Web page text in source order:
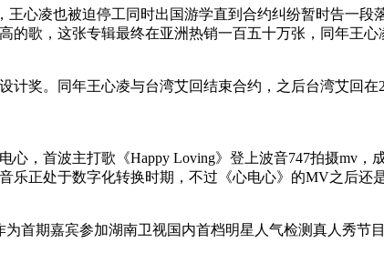
心凌也被迫停工同时出国游学直到合约纠纷暂时告一段
歌，这张专辑最终在亚洲热销一百五十万张，同年王
奖。同年王心凌与台湾艾回结束合约，之后台湾艾回在
，首波主打歌《Happy Loving》登上波音747拍摄mv，
正处于数字化转换时期，不过《心电心》的MV之后还
首期嘉宾参加湖南卫视国内首档明星人气检测真人秀节